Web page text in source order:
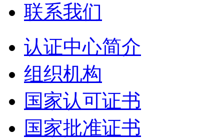
联系我们
认证中心简介
组织机构
国家认可证书
国家批准证书